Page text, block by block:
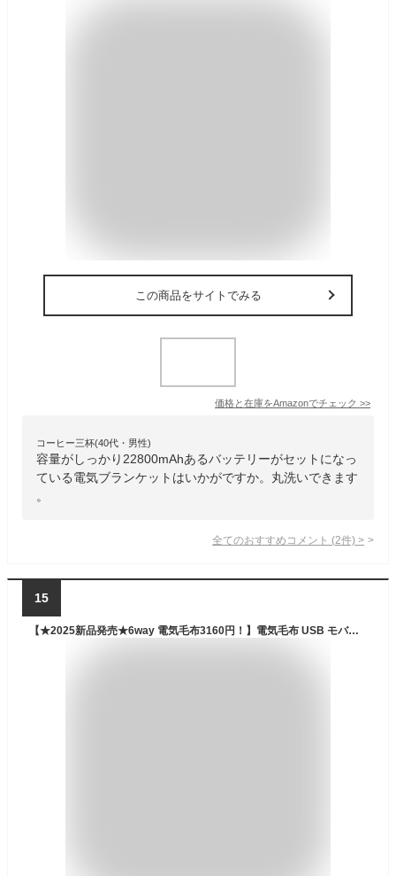
この商品をサイトでみる
価格と在庫をAmazonでチェック >>
コーヒー三杯(40代・男性)
容量がしっかり22800mAhあるバッテリーがセットになっ
ている電気ブランケットはいかがですか。丸洗いできます
。
全てのおすすめコメント (2件) >
15
【★2025新品発売★6way 電気毛布3160円！】電気毛布 USB モバイルバッテリー付き 着れる電気毛布 掛け毛布 電気 毛布 掛け 電熱毛布 電気もうふ モウフ 速暖 ふわふわ 洗える 温度調節 タイマー 電気ブランケット 厚手 シングル 省エネ 洗える電気毛布 ブランケット